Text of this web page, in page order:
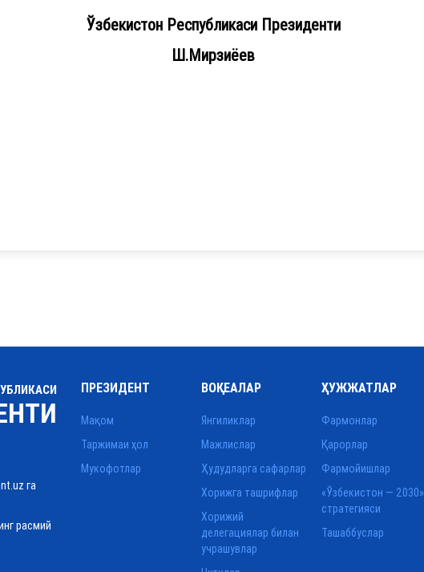
Ўзбекистон Республикаси Президенти
Ш.Мирзиёев
га
расмий
ПРЕЗИДЕНТ
Мақом
Таржимаи ҳол
Мукофотлар
ВОҚЕАЛАР
Янгиликлар
Мажлислар
Ҳудудларга сафарлар
Хорижга ташрифлар
Хорижий
делегациялар билан
учрашувлар
ҲУЖЖАТЛАР
Фармонлар
Қарорлар
Фармойишлар
«Ўзбекистон — 2030»
стратегияси
Ташаббуслар